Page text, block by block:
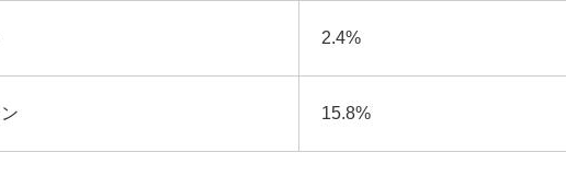
2.4%
15.8%